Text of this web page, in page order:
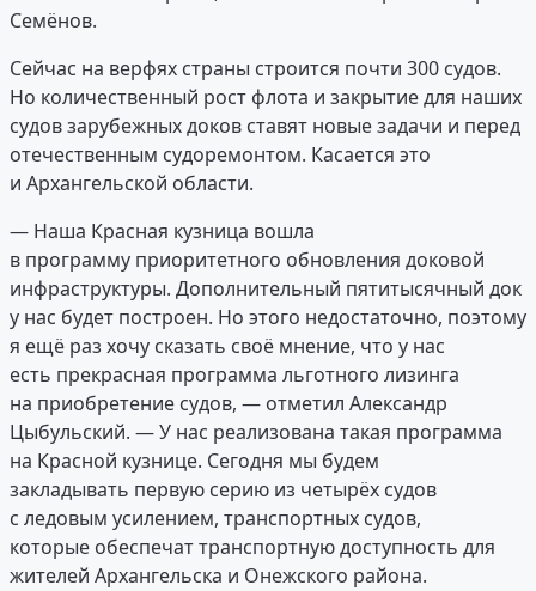
Семёнов.
Сейчас на верфях страны строится почти 300 судов.
Но количественный рост флота и закрытие для наших
судов зарубежных доков ставят новые задачи и перед
отечественным судоремонтом. Касается это
и Архангельской области.
— Наша Красная кузница вошла
в программу приоритетного обновления доковой
инфраструктуры. Дополнительный пятитысячный док
у нас будет построен. Но этого недостаточно, поэтому
я ещё раз хочу сказать своё мнение, что у нас
есть прекрасная программа льготного лизинга
на приобретение судов, — отметил Александр
Цыбульский. — У нас реализована такая программа
на Красной кузнице. Сегодня мы будем
закладывать первую серию из четырёх судов
с ледовым усилением, транспортных судов,
которые обеспечат транспортную доступность для
жителей Архангельска и Онежского района.